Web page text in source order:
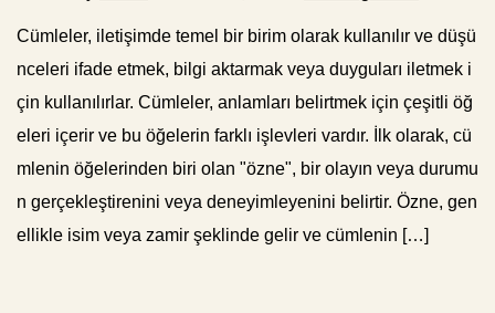
Cümleler, iletişimde temel bir birim olarak kullanılır ve düşü
nceleri ifade etmek, bilgi aktarmak veya duyguları iletmek i
çin kullanılırlar. Cümleler, anlamları belirtmek için çeşitli öğ
eleri içerir ve bu öğelerin farklı işlevleri vardır. İlk olarak, cü
mlenin öğelerinden biri olan "özne", bir olayın veya durumu
n gerçekleştirenini veya deneyimleyenini belirtir. Özne, gen
ellikle isim veya zamir şeklinde gelir ve cümlenin […]